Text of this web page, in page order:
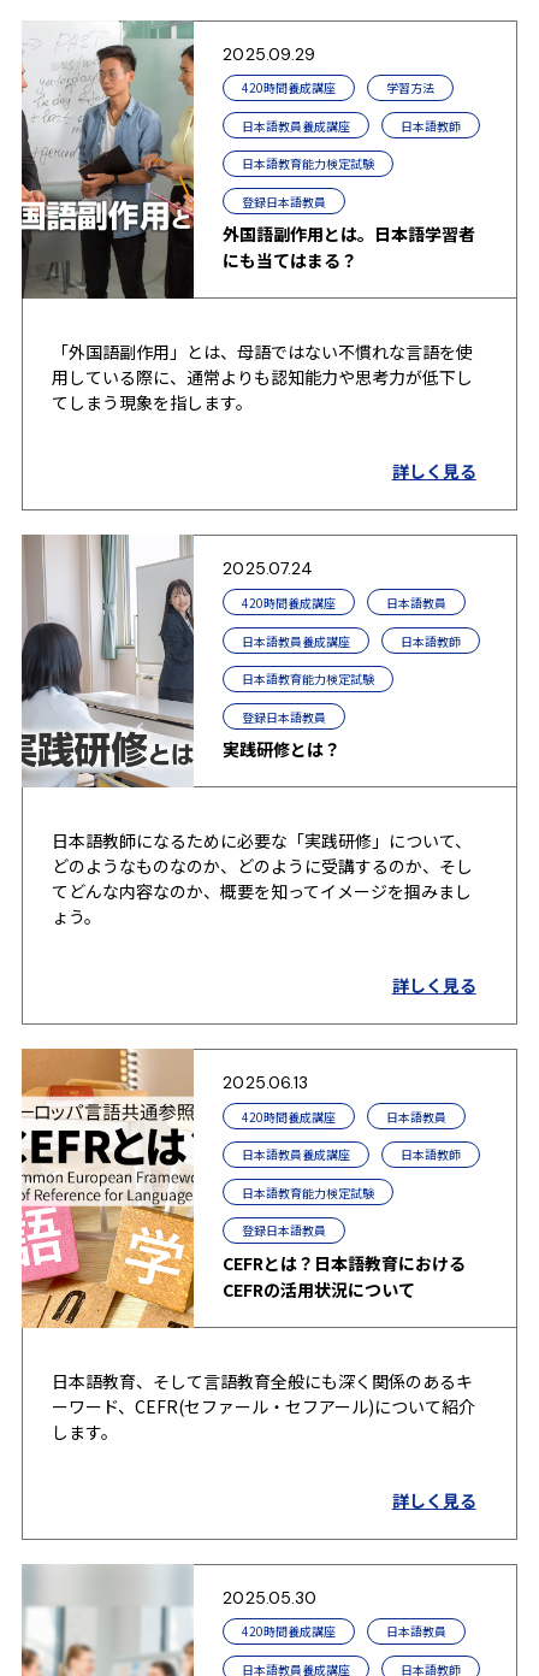
2025.09.29
420時間養成講座 学習方法
日本語教員養成講座 日本語教師
日本語教育能力検定試験
登録日本語教員
外国語副作用とは。日本語学習者
にも当てはまる？
「外国語副作用」とは、母語ではない不慣れな言語を使
用している際に、通常よりも認知能力や思考力が低下し
てしまう現象を指します。
詳しく見る
2025.07.24
420時間養成講座 日本語教員
日本語教員養成講座 日本語教師
日本語教育能力検定試験
登録日本語教員
実践研修とは？
日本語教師になるために必要な「実践研修」について、
どのようなものなのか、どのように受講するのか、そし
てどんな内容なのか、概要を知ってイメージを掴みまし
ょう。
詳しく見る
2025.06.13
420時間養成講座 日本語教員
日本語教員養成講座 日本語教師
日本語教育能力検定試験
登録日本語教員
CEFRとは？日本語教育における
CEFRの活用状況について
日本語教育、そして言語教育全般にも深く関係のあるキ
ーワード、CEFR(セファール・セフアール)について紹介
します。
詳しく見る
2025.05.30
420時間養成講座 日本語教員
日本語教員養成講座 日本語教師